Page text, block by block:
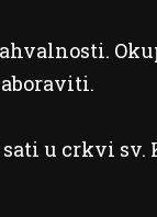
sati u crkvi sv.